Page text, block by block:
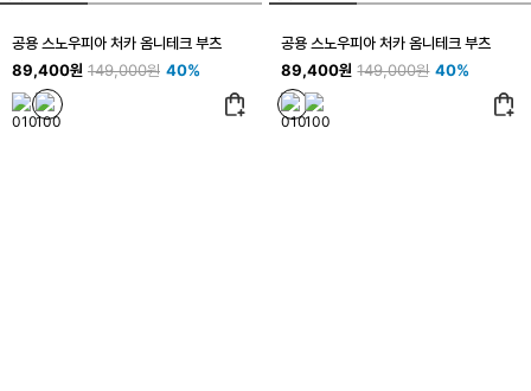
공용 스노우피아 처카 옴니테크 부츠
89,400원 149,000원 40%
공용 스노우피아 처카 옴니테크 부츠
89,400원 149,000원 40%